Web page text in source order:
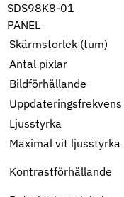
SDS98K8-01
PANEL
Skärmstorlek (tum)
Antal pixlar
Bildförhållande
Uppdateringsfrekvens
Ljusstyrka
Maximal vit ljusstyrka
Kontrastförhållande